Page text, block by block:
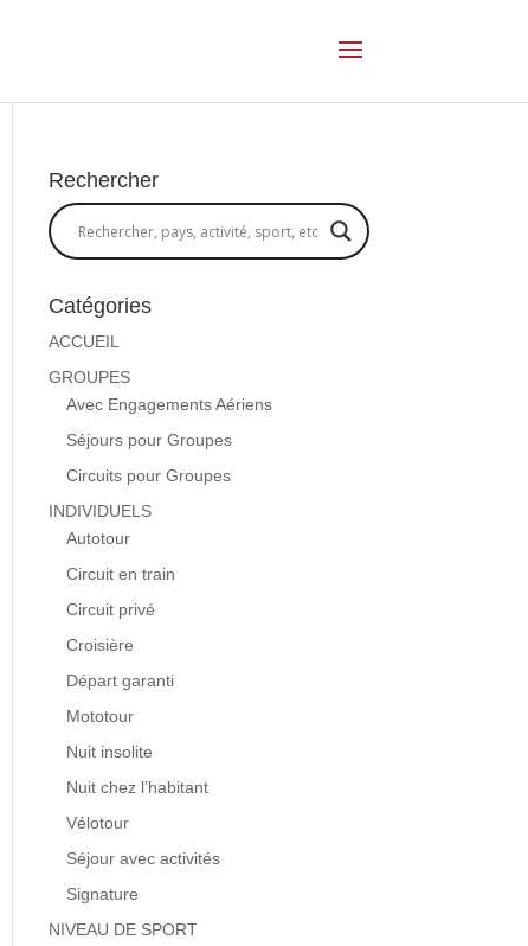
Rechercher
Catégories
ACCUEIL
GROUPES
Avec Engagements Aériens
Séjours pour Groupes
Circuits pour Groupes
INDIVIDUELS
Autotour
Circuit en train
Circuit privé
Croisière
Départ garanti
Mototour
Nuit insolite
Nuit chez l’habitant
Vélotour
Séjour avec activités
Signature
NIVEAU DE SPORT